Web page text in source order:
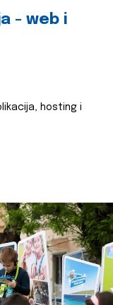
- web i
hosting i